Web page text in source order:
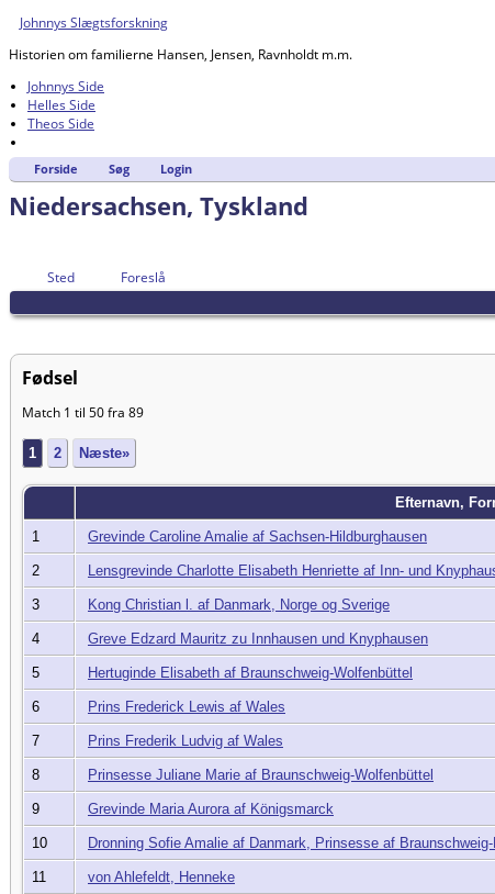
Johnnys Slægtsforskning
Historien om familierne Hansen, Jensen, Ravnholdt m.m.
Johnnys Side
Helles Side
Theos Side
Forside Søg Login
Niedersachsen, Tyskland
Sted Foreslå
Fødsel
Match 1 til 50 fra 89
1 2 Næste»
Efternavn,
1 Grevinde Caroline Amalie af Sachsen-Hildburghausen
2 Lensgrevinde Charlotte Elisabeth Henriette af Inn- und
3 Kong Christian l. af Danmark, Norge og Sverige
4 Greve Edzard Mauritz zu Innhausen und Knyphausen
5 Hertuginde Elisabeth af Braunschweig-Wolfenbüttel
6 Prins Frederick Lewis af Wales
7 Prins Frederik Ludvig af Wales
8 Prinsesse Juliane Marie af Braunschweig-Wolfenbüttel
9 Grevinde Maria Aurora af Königsmarck
10 Dronning Sofie Amalie af Danmark, Prinsesse af Braunschweig-
11 von Ahlefeldt, Henneke